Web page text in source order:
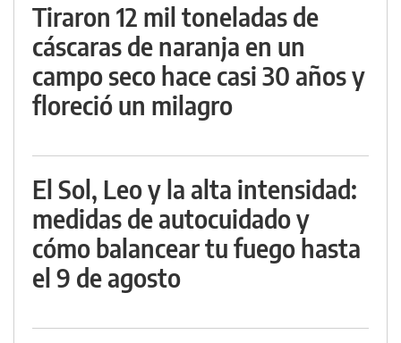
Tiraron 12 mil toneladas de
cáscaras de naranja en un
campo seco hace casi 30 años y
floreció un milagro
El Sol, Leo y la alta intensidad:
medidas de autocuidado y
cómo balancear tu fuego hasta
el 9 de agosto